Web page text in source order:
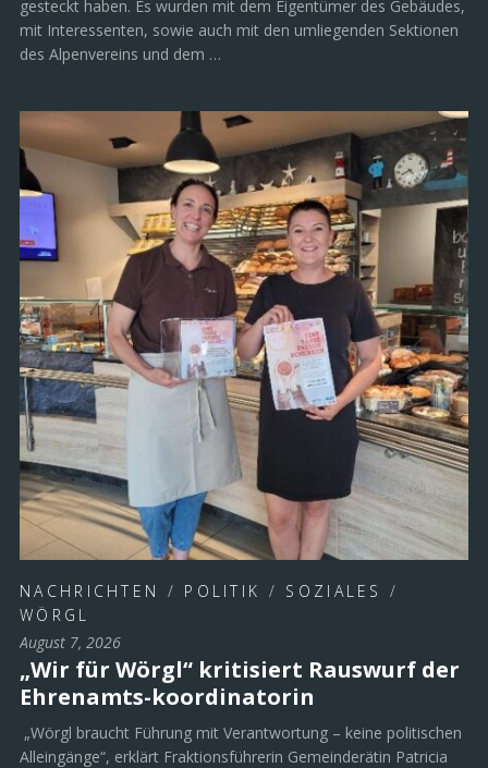
gesteckt haben. Es wurden mit dem Eigentümer des Gebäudes,
mit Interessenten, sowie auch mit den umliegenden Sektionen
des Alpenvereins und dem …
NACHRICHTEN / POLITIK / SOZIALES
/
WÖRGL
August 7, 2026
„Wir für Wörgl“ kritisiert Rauswurf der
Ehrenamts-koordinatorin
„Wörgl braucht Führung mit Verantwortung – keine politischen
Alleingänge“, erklärt Fraktionsführerin Gemeinderätin Patricia